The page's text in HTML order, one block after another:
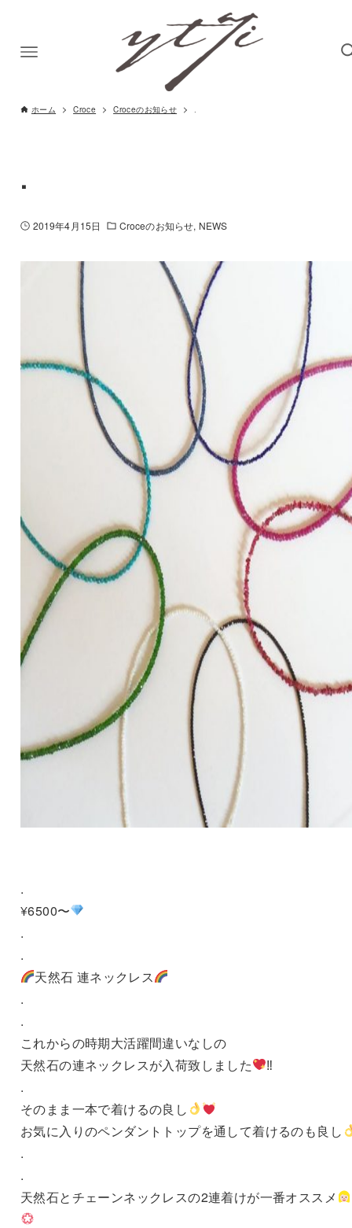
ホーム Croce Croceのお知らせ .
.
2019年4月15日 Croceのお知らせ NEWS
.
¥6500〜
.
.
天然石 連ネックレス
.
.
これからの時期大活躍間違いなしの
天然石の連ネックレスが入荷致しました
‼︎
.
そのまま一本で着けるの良し
お気に入りのペンダントトップを通して着けるのも良し
.
.
天然石とチェーンネックレスの2連着けが一番オススメ